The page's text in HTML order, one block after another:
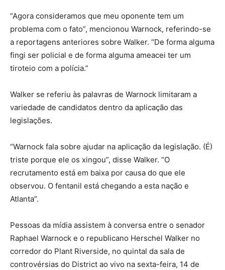
“Agora consideramos que meu oponente tem um
problema com o fato”, mencionou Warnock, referindo-se
a reportagens anteriores sobre Walker. “De forma alguma
fingi ser policial e de forma alguma ameacei ter um
tiroteio com a polícia.”
Walker se referiu às palavras de Warnock limitaram a
variedade de candidatos dentro da aplicação das
legislações.
“Warnock fala sobre ajudar na aplicação da legislação. (É)
triste porque ele os xingou”, disse Walker. “O
recrutamento está em baixa por causa do que ele
observou. O fentanil está chegando a esta nação e
Atlanta”.
Pessoas da mídia assistem à conversa entre o senador
Raphael Warnock e o republicano Herschel Walker no
corredor do Plant Riverside, no quintal da sala de
controvérsias do District ao vivo na sexta-feira, 14 de